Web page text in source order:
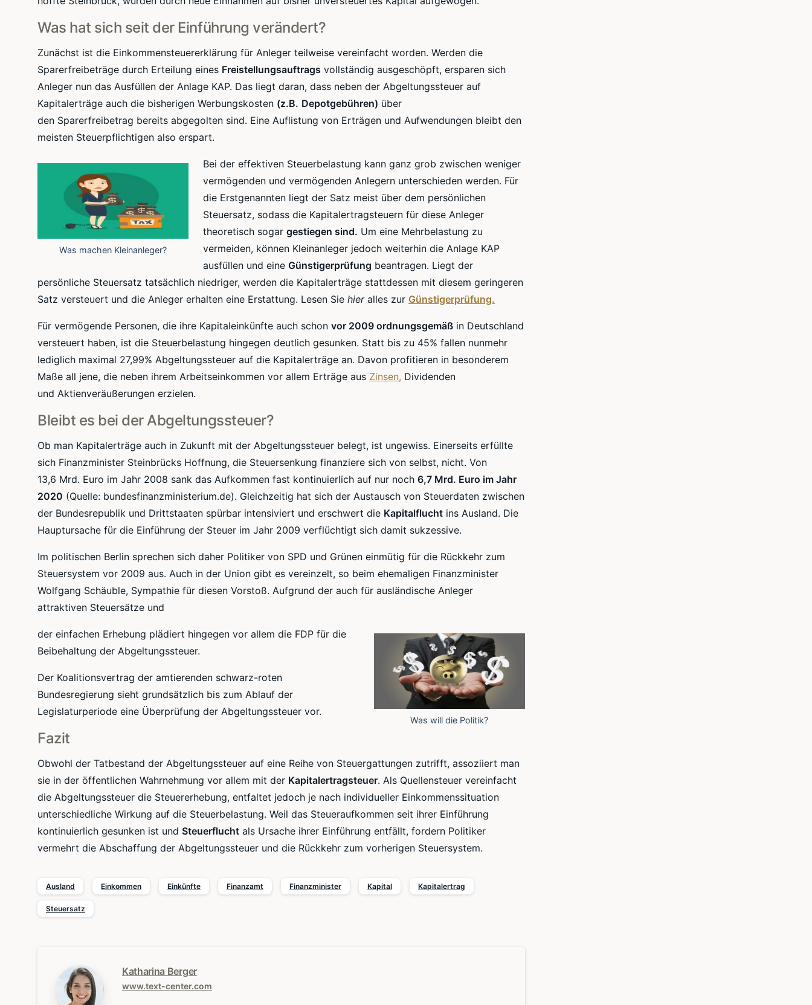
Was hat sich seit der Einführung verändert?
Zunächst ist die Einkommensteuererklärung für Anleger teilweise vereinfacht worden. Werden die
Sparerfreibeträge durch Erteilung eines Freistellungsauftrags vollständig ausgeschöpft, ersparen sich
Anleger nun das Ausfüllen der Anlage KAP. Das liegt daran, dass neben der Abgeltungssteuer auf
Kapitalerträge auch die bisherigen Werbungskosten (z.B. Depotgebühren) über
den Sparerfreibetrag bereits abgegolten sind. Eine Auflistung von Erträgen und Aufwendungen bleibt den
meisten Steuerpflichtigen also erspart.
Was machen Kleinanleger?
Bei der effektiven Steuerbelastung kann ganz grob zwischen weniger
vermögenden und vermögenden Anlegern unterschieden werden. Für
die Erstgenannten liegt der Satz meist über dem persönlichen
Steuersatz, sodass die Kapitalertragsteuern für diese Anleger
theoretisch sogar gestiegen sind. Um eine Mehrbelastung zu
vermeiden, können Kleinanleger jedoch weiterhin die Anlage KAP
ausfüllen und eine Günstigerprüfung beantragen. Liegt der
persönliche Steuersatz tatsächlich niedriger, werden die Kapitalerträge stattdessen mit diesem geringeren
Satz versteuert und die Anleger erhalten eine Erstattung. Lesen Sie hieralles zur Günstigerprüfung.
Für vermögende Personen, die ihre Kapitaleinkünfte auch schon vor 2009 ordnungsgemäß in Deutschland
versteuert haben, ist die Steuerbelastung hingegen deutlich gesunken. Statt bis zu 45% fallen nunmehr
lediglich maximal 27,99% Abgeltungssteuer auf die Kapitalerträge an. Davon profitieren in besonderem
Maße all jene, die neben ihrem Arbeitseinkommen vor allem Erträge aus Zinsen, Dividenden
und Aktienveräußerungen erzielen.
Bleibt es bei der Abgeltungssteuer?
Ob man Kapitalerträge auch in Zukunft mit der Abgeltungssteuer belegt, ist ungewiss. Einerseits erfüllte
sich Finanzminister Steinbrücks Hoffnung, die Steuersenkung finanziere sich von selbst, nicht. Von
13,6 Mrd. Euro im Jahr 2008 sank das Aufkommen fast kontinuierlich auf nur noch 6,7 Mrd. Euro im Jahr
2020 (Quelle: bundesfinanzministerium.de). Gleichzeitig hat sich der Austausch von Steuerdaten zwischen
der Bundesrepublik und Drittstaaten spürbar intensiviert und erschwert die Kapitalflucht ins Ausland. Die
Hauptursache für die Einführung der Steuer im Jahr 2009 verflüchtigt sich damit sukzessive.
Im politischen Berlin sprechen sich daher Politiker von SPD und Grünen einmütig für die Rückkehr zum
Steuersystem vor 2009 aus. Auch in der Union gibt es vereinzelt, so beim ehemaligen Finanzminister
Wolfgang Schäuble, Sympathie für diesen Vorstoß. Aufgrund der auch für ausländische Anleger
attraktiven Steuersätze und
Was will die Politik?
der einfachen Erhebung plädiert hingegen vor allem die FDP für die
Beibehaltung der Abgeltungssteuer.
Der Koalitionsvertrag der amtierenden schwarz-roten
Bundesregierung sieht grundsätzlich bis zum Ablauf der
Legislaturperiode eine Überprüfung der Abgeltungssteuer vor.
Fazit
Obwohl der Tatbestand der Abgeltungssteuer auf eine Reihe von Steuergattungen zutrifft, assoziiert man
sie in der öffentlichen Wahrnehmung vor allem mit der Kapitalertragsteuer. Als Quellensteuer vereinfacht
die Abgeltungssteuer die Steuererhebung, entfaltet jedoch je nach individueller Einkommenssituation
unterschiedliche Wirkung auf die Steuerbelastung. Weil das Steueraufkommen seit ihrer Einführung
kontinuierlich gesunken ist und Steuerflucht als Ursache ihrer Einführung entfällt, fordern Politiker
vermehrt die Abschaffung der Abgeltungssteuer und die Rückkehr zum vorherigen Steuersystem.
Ausland Einkommen Einkünfte Finanzamt Finanzminister Kapital Kapitalertrag
Steuersatz
Katharina Berger
www.text-center.com